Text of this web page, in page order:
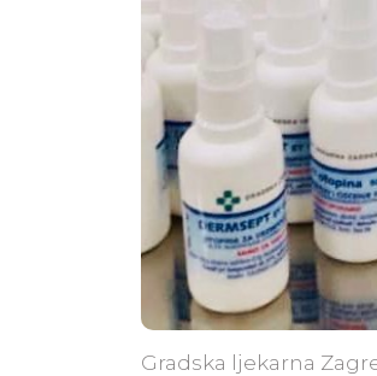
Gradska ljekarna